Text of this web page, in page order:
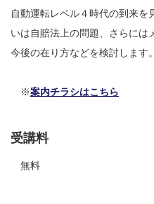
自動運転レベル４時代の到来を
いは自賠法上の問題、さらには
今後の在り方などを検討し
※案内チラシはこちら
受講料
無料